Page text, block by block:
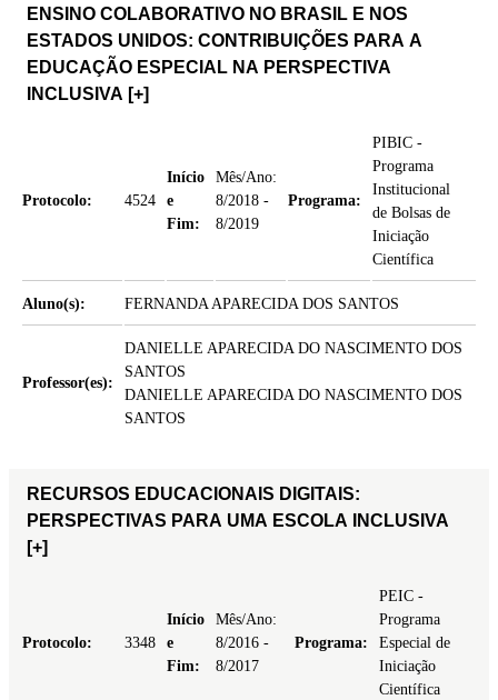
ENSINO COLABORATIVO NO BRASIL E NOS
ESTADOS UNIDOS: CONTRIBUIÇÕES PARA A
EDUCAÇÃO ESPECIAL NA PERSPECTIVA
INCLUSIVA [+]
Protocolo: 4524
Início
e
Fim:
Mês/Ano:
8/2018 -
8/2019
Programa:
PIBIC -
Programa
Institucional
de Bolsas de
Iniciação
Científica
Aluno(s): FERNANDA APARECIDA DOS SANTOS
Professor(es):
DANIELLE APARECIDA DO NASCIMENTO DOS
SANTOS
DANIELLE APARECIDA DO NASCIMENTO DOS
SANTOS
RECURSOS EDUCACIONAIS DIGITAIS:
PERSPECTIVAS PARA UMA ESCOLA INCLUSIVA
[+]
Protocolo: 3348
Início
e
Fim:
Mês/Ano:
8/2016 -
8/2017
Programa:
PEIC -
Programa
Especial de
Iniciação
Científica